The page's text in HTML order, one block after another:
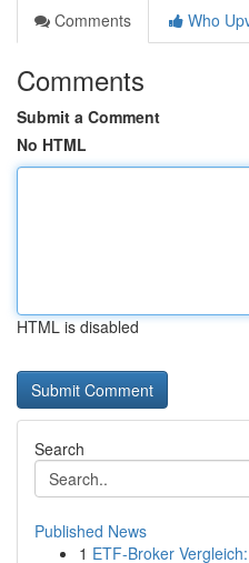
Comments
Who
Comments
Submit a Comment
No HTML
HTML is disabled
Search
Published News
1 ETF-Broker